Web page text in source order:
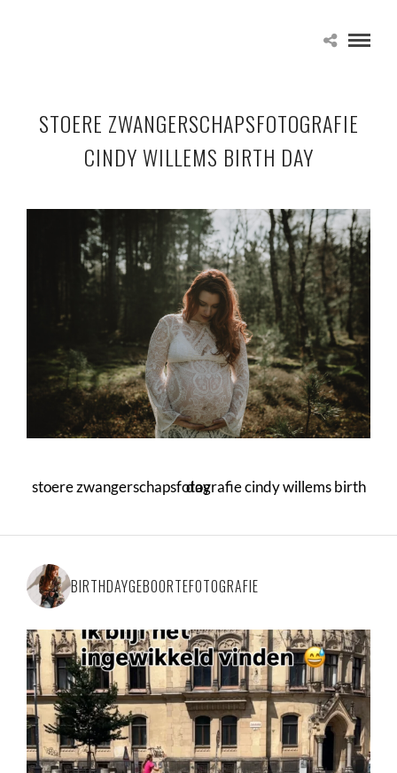
STOERE ZWANGERSCHAPSFOTOGRAFIE
CINDY WILLEMS BIRTH DAY
stoere zwangerschapsfotografie cindy willems birth day
BIRTHDAYGEBOORTEFOTOGRAFIE